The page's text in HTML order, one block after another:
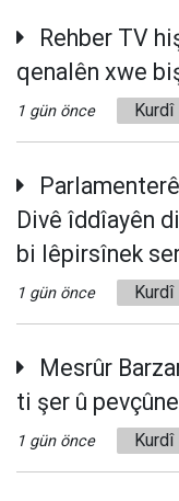
Rehber TV
qenalên xwe
1 gün önce Kurdî
Divê îddîayên
bi lêpirsînek
1 gün önce Kurdî
Mesrûr
ti şer û
1 gün önce Kurdî